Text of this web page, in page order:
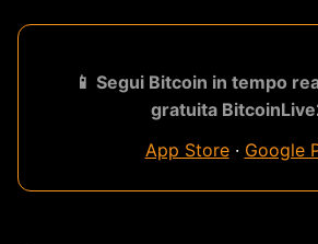
📱 Segui Bitcoin in tempo
gratuita
App Store· Google